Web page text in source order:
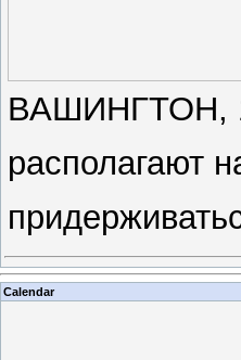
ВАШИНГТОН,
располагают
Calendar